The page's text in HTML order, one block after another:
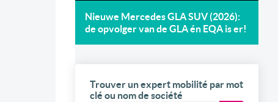
Nieuwe Mercedes GLA SUV (2026):
de opvolger van de GLA én EQA is er!
Trouver un expert mobilité par mot
clé ou nom de société